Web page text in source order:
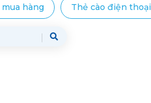
hàng Thẻ cào điện thoại